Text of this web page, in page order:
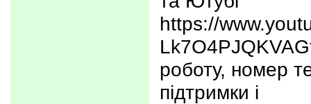
https://
роботу, номер
підтримки і